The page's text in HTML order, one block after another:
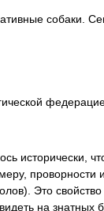
собаки.
исторически,
Это свойство
на знатных